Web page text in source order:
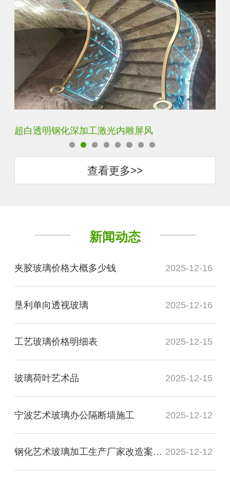
玄关水晶立体雕刻3D激光内雕玻璃
查看更多>>
新闻动态
夹胶玻璃价格大概多少钱 2025-12-16
垦利单向透视玻璃 2025-12-16
工艺玻璃价格明细表 2025-12-15
玻璃荷叶艺术品 2025-12-15
宁波艺术玻璃办公隔断墙施工 2025-12-12
钢化艺术玻璃加工生产厂家改造案例图 2025-12-12